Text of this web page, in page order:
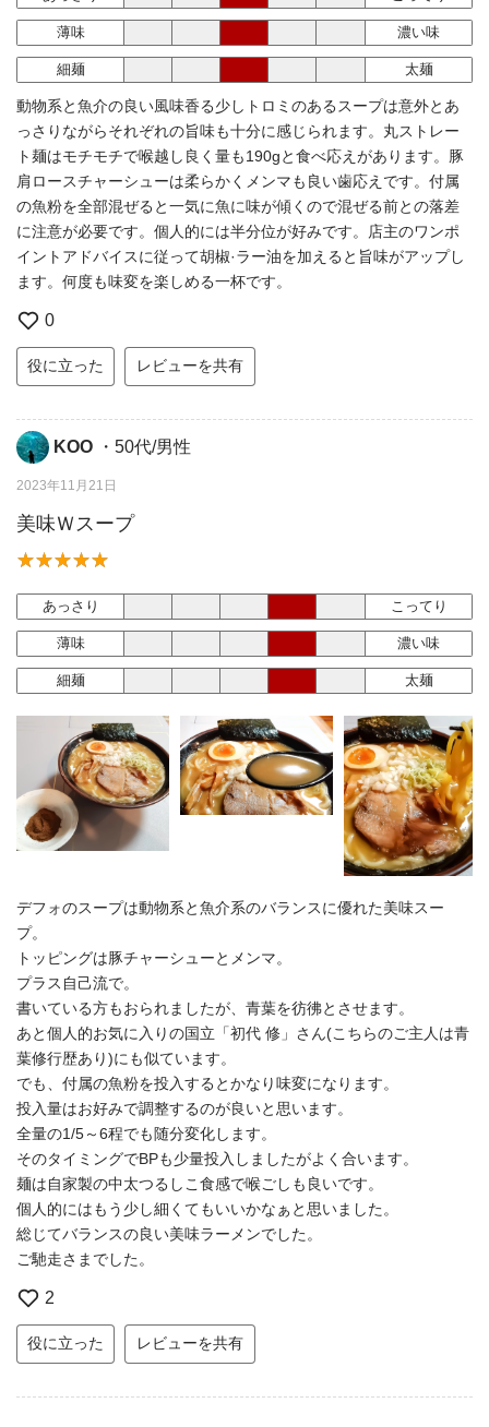
薄味 濃い味
細麺 太麺
動物系と魚介の良い風味香る少しトロミのあるスープは意外とあ
っさりながらそれぞれの旨味も十分に感じられます。丸ストレー
ト麺はモチモチで喉越し良く量も190gと食べ応えがあります。豚
肩ロースチャーシューは柔らかくメンマも良い歯応えです。付属
の魚粉を全部混ぜると一気に魚に味が傾くので混ぜる前との落差
に注意が必要です。個人的には半分位が好みです。店主のワンポ
イントアドバイスに従って胡椒·ラー油を加えると旨味がアップし
ます。何度も味変を楽しめる一杯です。
0
役に立った レビューを共有
KOO ・50代/男性
2023年11月21日
美味Ｗスープ
あっさり こってり
薄味 濃い味
細麺 太麺
デフォのスープは動物系と魚介系のバランスに優れた美味スー
プ。
トッピングは豚チャーシューとメンマ。
プラス自己流で。
書いている方もおられましたが、青葉を彷彿とさせます。
あと個人的お気に入りの国立「初代 修」さん(こちらのご主人は青
葉修行歴あり)にも似ています。
でも、付属の魚粉を投入するとかなり味変になります。
投入量はお好みで調整するのが良いと思います。
全量の1/5～6程でも随分変化します。
そのタイミングでBPも少量投入しましたがよく合います。
麺は自家製の中太つるしこ食感で喉ごしも良いです。
個人的にはもう少し細くてもいいかなぁと思いました。
総じてバランスの良い美味ラーメンでした。
ご馳走さまでした。
2
役に立った レビューを共有